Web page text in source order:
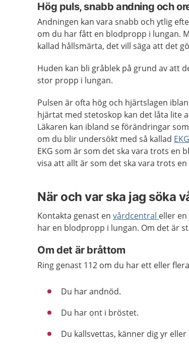
Hög puls, snabb andning och
Andningen kan vara snabb och ytlig
om du har fått en blodpropp i lungan.
kallad hållsmärta, det vill säga att det
Huden kan bli gråblek på grund av att
stor propp i lungan.
Pulsen är ofta hög och hjärtslagen
hjärtat med stetoskop kan det låta lite
Läkaren kan ibland se förändringar
om du blir undersökt med så kallad EKG
EKG som är som det ska vara trots en
visa att allt är som det ska vara trots
När och var ska jag söka
Kontakta genast envårdcentral eller en
har en blodpropp i lungan. Om det är
Om det är bråttom
Ring genast 112 om du har ett eller
Du har andnöd.
Du har ont i bröstet.
Du kallsvettas, känner dig yr eller